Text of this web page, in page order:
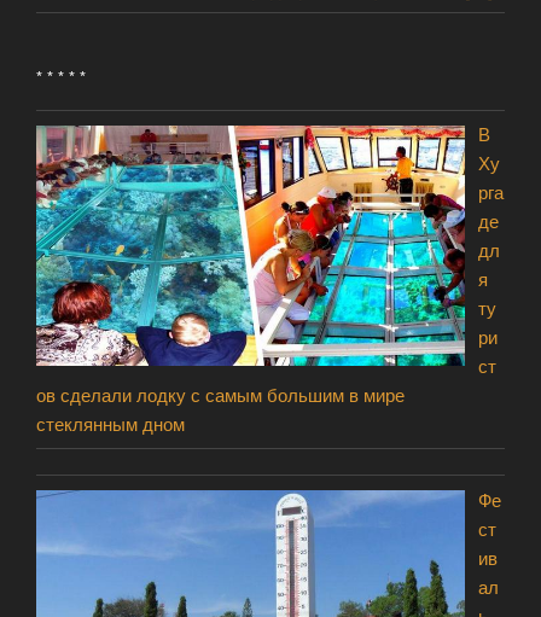
* * * * *
В
Ху
рга
де
дл
я
ту
ри
ст
ов сделали лодку с самым большим в мире
стеклянным дном
Фе
ст
ив
ал